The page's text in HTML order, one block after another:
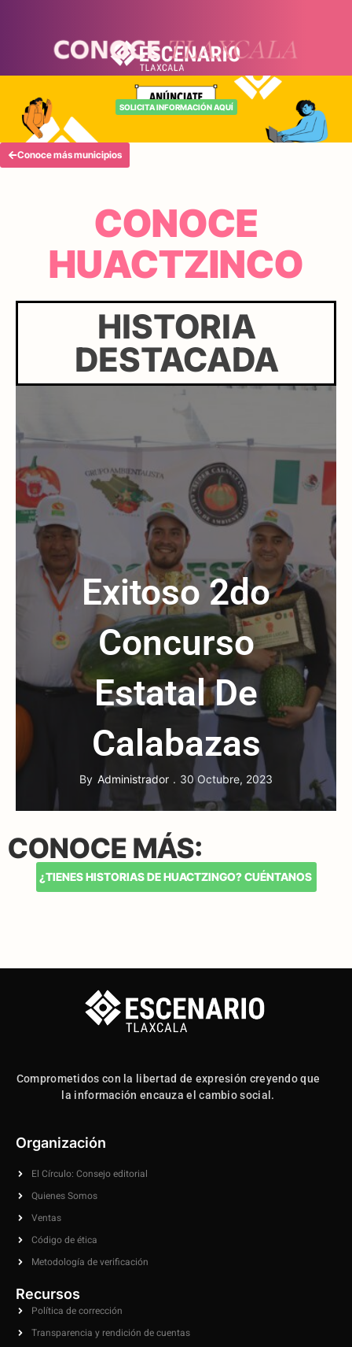
SOLICITA INFORMACIÓN AQUÍ
Conoce más municipios
CONOCE
HUACTZINCO
HISTORIA
DESTACADA
Exitoso 2do
Concurso
Estatal De
Calabazas
By Administrador 30 Octubre, 2023
CONOCE MÁS:
¿TIENES HISTORIAS DE HUACTZINGO? CUÉNTANOS
Comprometidos con la libertad de expresión creyendo que
la información encauza el cambio social.
Organización
El Círculo: Consejo editorial
Quienes Somos
Ventas
Código de ética
Metodología de verificación
Recursos
Política de corrección
Transparencia y rendición de cuentas